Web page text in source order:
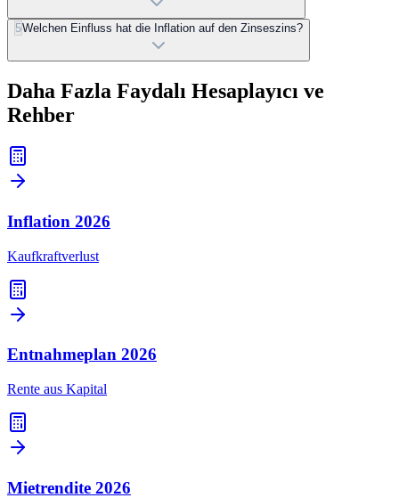
5Welchen Einfluss hat die Inflation auf den Zinseszins?
Daha Fazla Faydalı Hesaplayıcı ve
Rehber
Inflation 2026
Kaufkraftverlust
Entnahmeplan 2026
Rente aus Kapital
Mietrendite 2026